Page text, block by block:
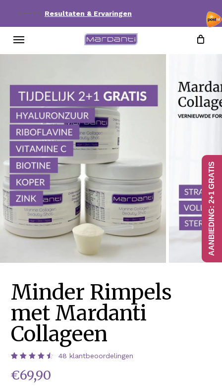
main
⭐⭐⭐⭐⭐ Resultaten & Ervaringen
Minder Rimpels
met Mardanti
Collageen
4.58
op 5
48 klantbeoordelingen
€69,90
AANBIEDING: 2+1 GRATIS